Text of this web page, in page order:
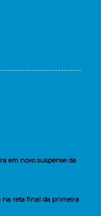
em novo suspense da
na reta final da primeira